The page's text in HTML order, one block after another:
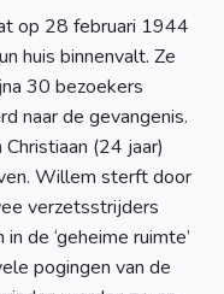
op 28 februari 1944
huis binnenvalt. Ze
30 bezoekers
naar de gevangenis.
(24 jaar)
Willem sterft door
verzetsstrijders
de ‘geheime ruimte’
pogingen van de